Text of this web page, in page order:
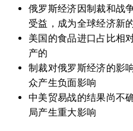
俄罗斯经济因制裁和战
受益，成为全球经济新
美国的食品进口占比相
产的
制裁对俄罗斯经济的影
众产生负面影响
中美贸易战的结果尚不
局产生重大影响